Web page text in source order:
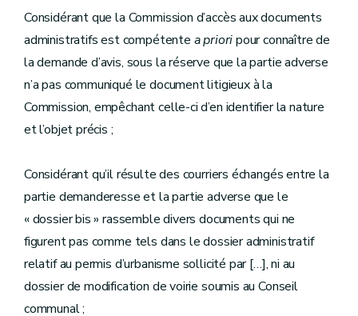
Considérant que la Commission d’accès aux documents
administratifs est compétente a prioripour connaître de
la demande d’avis, sous la réserve que la partie adverse
n’a pas communiqué le document litigieux à la
Commission, empêchant celle-ci d’en identifier la nature
et l’objet précis ;
Considérant qu’il résulte des courriers échangés entre la
partie demanderesse et la partie adverse que le
« dossier bis » rassemble divers documents qui ne
figurent pas comme tels dans le dossier administratif
relatif au permis d’urbanisme sollicité par […], ni au
dossier de modification de voirie soumis au Conseil
communal ;